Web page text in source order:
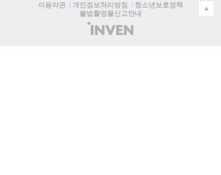
이용약관
개인정보처리방침
청소년보호정책
불법촬영물신고안내
(주)
인
▲